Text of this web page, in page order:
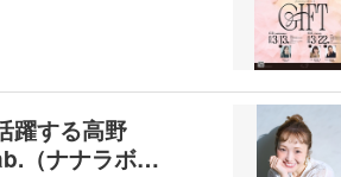
躍する高野
（ナナラボ…